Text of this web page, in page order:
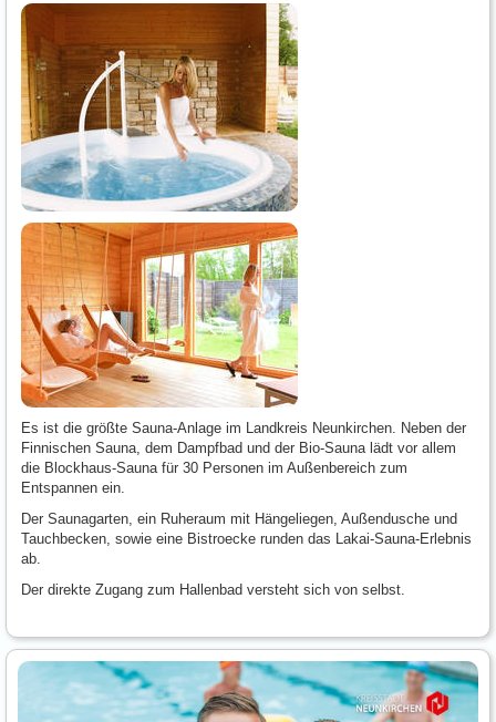
Es ist die größte Sauna-Anlage im Landkreis Neunkirchen. Neben der
Finnischen Sauna, dem Dampfbad und der Bio-Sauna lädt vor allem
die Blockhaus-Sauna für 30 Personen im Außenbereich zum
Entspannen ein.
Der Saunagarten, ein Ruheraum mit Hängeliegen, Außendusche und
Tauchbecken, sowie eine Bistroecke runden das Lakai-Sauna-Erlebnis
ab.
Der direkte Zugang zum Hallenbad versteht sich von selbst.